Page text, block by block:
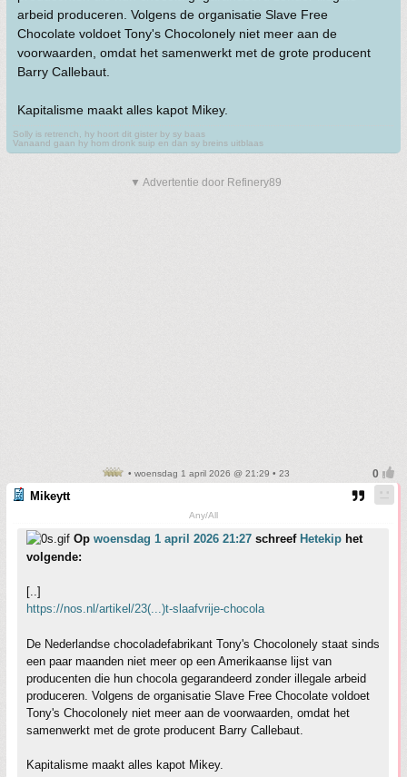
arbeid produceren. Volgens de organisatie Slave Free
Chocolate voldoet Tony's Chocolonely niet meer aan de
voorwaarden, omdat het samenwerkt met de grote producent
Barry Callebaut.
Kapitalisme maakt alles kapot Mikey.
Solly is retrench, hy hoort dit gister by sy baas
Vanaand gaan hy hom dronk suip en dan sy breins uitblaas
▼ Advertentie door Refinery89
• woensdag 1 april 2026 @ 21:29 • 23
Mikeytt
Any/All
Op woensdag 1 april 2026 21:27 schreef Hetekip het
volgende:
[..]
https://nos.nl/artikel/23(...)t-slaafvrije-chocola
De Nederlandse chocoladefabrikant Tony's Chocolonely staat sinds
een paar maanden niet meer op een Amerikaanse lijst van
producenten die hun chocola gegarandeerd zonder illegale arbeid
produceren. Volgens de organisatie Slave Free Chocolate voldoet
Tony's Chocolonely niet meer aan de voorwaarden, omdat het
samenwerkt met de grote producent Barry Callebaut.
Kapitalisme maakt alles kapot Mikey.